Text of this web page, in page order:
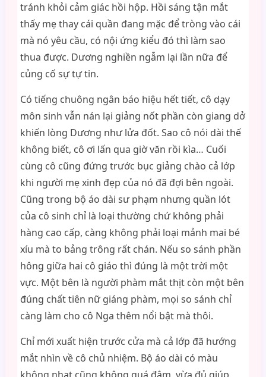
tránh khỏi cảm giác hồi hộp. Hồi sáng tận mắt
thấy mẹ thay cái quần đang mặc để tròng vào cái
mà nó yêu cầu, có nội ứng kiểu đó thì làm sao
thua được. Dương nghiền ngẫm lại lần nữa để
củng cố sự tự tin.
Có tiếng chuông ngân báo hiệu hết tiết, cô dạy
môn sinh vẫn nán lại giảng nốt phần còn giang dở
khiến lòng Dương như lửa đốt. Sao cô nói dài thế
không biết, cô ơi lấn qua giờ văn rồi kìa… Cuối
cùng cô cũng đứng trước bục giảng chào cả lớp
khi người mẹ xinh đẹp của nó đã đợi bên ngoài.
Cũng trong bộ áo dài sư phạm nhưng quần lót
của cô sinh chỉ là loại thường chứ không phải
hàng cao cấp, càng không phải loại mảnh mai bé
xíu mà to bảng trông rất chán. Nếu so sánh phần
hông giữa hai cô giáo thì đúng là một trời một
vực. Một bên là người phàm mắt thịt còn một bên
đúng chất tiên nữ giáng phàm, mọi so sánh chỉ
càng làm cho cô Nga thêm nổi bật mà thôi.
Chỉ mới xuất hiện trước cửa mà cả lớp đã hướng
mắt nhìn về cô chủ nhiệm. Bộ áo dài có màu